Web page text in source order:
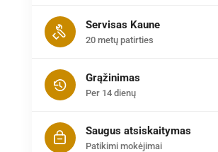
Servisas Kaune
20 metų patirties
Grąžinimas
Per 14 dienų
Saugus atsiskaitymas
Patikimi mokėjimai